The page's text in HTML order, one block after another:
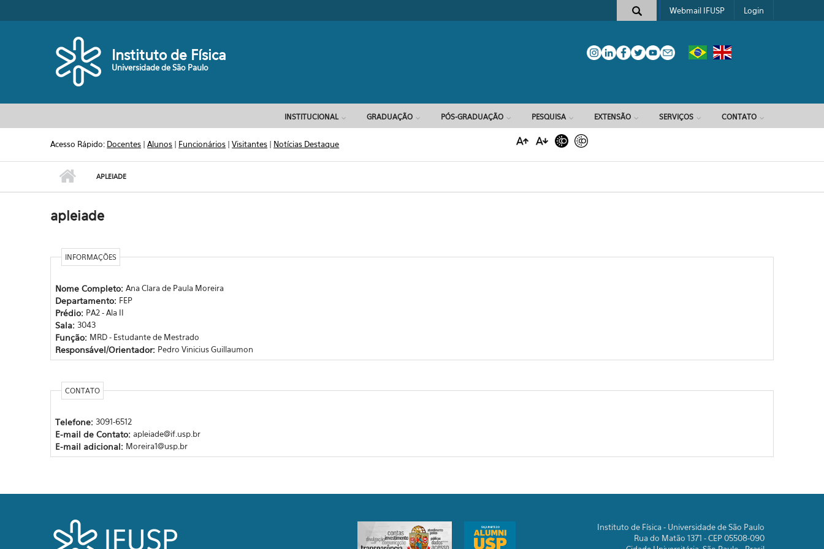
Formulário de busca
Webmail IFUSP Login
Instituto de Física
Universidade de São Paulo
INSTITUCIONAL GRADUAÇÃO PÓS-GRADUAÇÃO PESQUISA EXTENSÃO SERVIÇOS CONTATO
Acesso Rápido: Docentes |Alunos | Funcionários |Visitantes | Notícias Destaque
APLEIADE
apleiade
INFORMAÇÕES
Nome Completo: Ana Clara de Paula Moreira
Departamento: FEP
Prédio: PA2 - Ala II
Sala: 3043
Função: MRD - Estudante de Mestrado
Responsável/Orientador: Pedro Vinicius Guillaumon
CONTATO
Telefone: 3091-6512
E-mail de Contato: apleiade@if.usp.br
E-mail adicional: Moreira1@usp.br
Instituto de Física - Universidade de São Paulo
Rua do Matão 1371 - CEP 05508-090